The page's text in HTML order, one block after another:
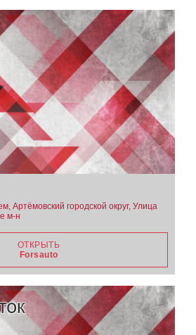
Артёмовский городской округ, Улица
м-н
ОТКРЫТЬ
Forsauto